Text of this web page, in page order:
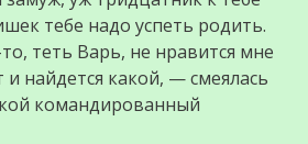
тебе надо успеть родить.
теть Варь, не нравится мне
найдется какой, — смеялась
командированный